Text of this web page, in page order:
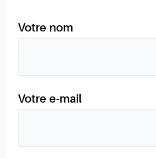
Votre nom
Votre e-mail